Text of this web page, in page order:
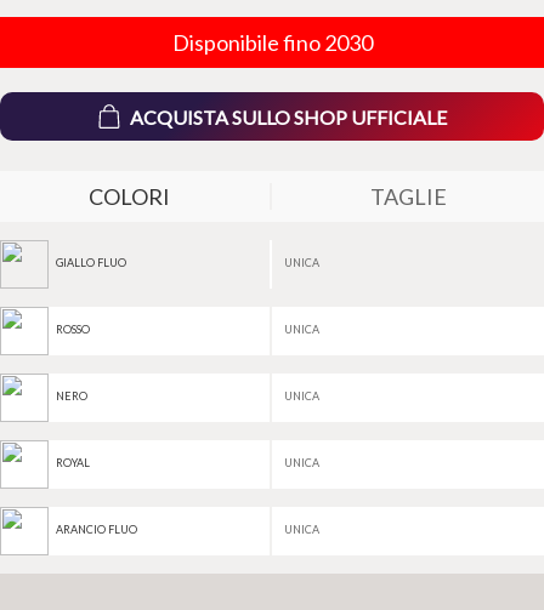
Disponibile fino 2030
ACQUISTA SULLO SHOP UFFICIALE
COLORI TAGLIE
GIALLO FLUO UNICA
ROSSO UNICA
NERO UNICA
ROYAL UNICA
ARANCIO FLUO UNICA